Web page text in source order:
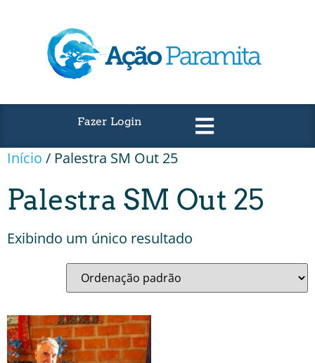
Fazer Login
Início / Palestra SM Out 25
Palestra SM Out 25
Exibindo um único resultado